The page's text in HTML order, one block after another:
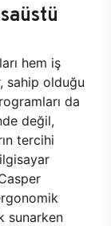
hem iş
sahip olduğu
da
değil,
tercihi
sunarken